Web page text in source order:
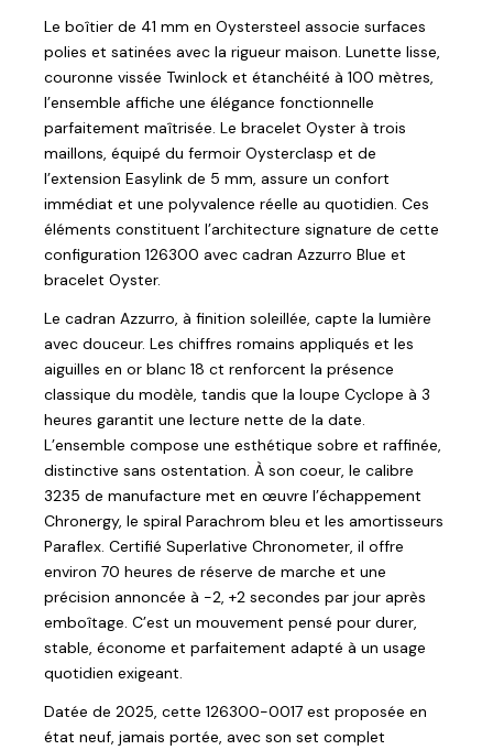
Le boîtier de 41 mm en Oystersteel associe surfaces
polies et satinées avec la rigueur maison. Lunette lisse,
couronne vissée Twinlock et étanchéité à 100 mètres,
l’ensemble affiche une élégance fonctionnelle
parfaitement maîtrisée. Le bracelet Oyster à trois
maillons, équipé du fermoir Oysterclasp et de
l’extension Easylink de 5 mm, assure un confort
immédiat et une polyvalence réelle au quotidien. Ces
éléments constituent l’architecture signature de cette
configuration 126300 avec cadran Azzurro Blue et
bracelet Oyster.
Le cadran Azzurro, à finition soleillée, capte la lumière
avec douceur. Les chiffres romains appliqués et les
aiguilles en or blanc 18 ct renforcent la présence
classique du modèle, tandis que la loupe Cyclope à 3
heures garantit une lecture nette de la date.
L’ensemble compose une esthétique sobre et raffinée,
distinctive sans ostentation. À son coeur, le calibre
3235 de manufacture met en œuvre l’échappement
Chronergy, le spiral Parachrom bleu et les amortisseurs
Paraflex. Certifié Superlative Chronometer, il offre
environ 70 heures de réserve de marche et une
précision annoncée à −2, +2 secondes par jour après
emboîtage. C’est un mouvement pensé pour durer,
stable, économe et parfaitement adapté à un usage
quotidien exigeant.
Datée de 2025, cette 126300-0017 est proposée en
état neuf, jamais portée, avec son set complet